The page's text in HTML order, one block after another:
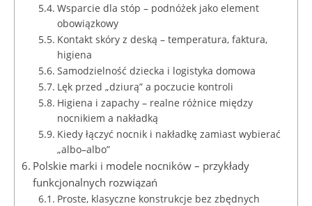
Wsparcie dla stóp – podnóżek jako element
obowiązkowy
Kontakt skóry z deską – temperatura, faktura,
higiena
Samodzielność dziecka i logistyka domowa
Lęk przed „dziurą” a poczucie kontroli
Higiena i zapachy – realne różnice między
nocnikiem a nakładką
Kiedy łączyć nocnik i nakładkę zamiast wybierać
„albo–albo”
Polskie marki i modele nocników – przykłady
funkcjonalnych rozwiązań
Proste, klasyczne konstrukcje bez zbędnych